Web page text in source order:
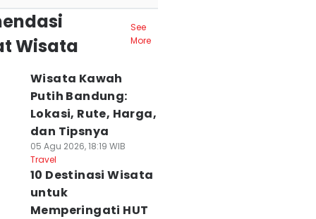
Wisata
See
More
Wisata Kawah
Putih Bandung:
Lokasi, Rute, Harga,
dan Tipsnya
05 Agu 2026, 18:19 WIB
Travel
10 Destinasi Wisata
untuk
Memperingati HUT